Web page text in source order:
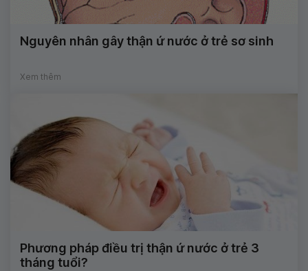
Nguyên nhân gây thận ứ nước ở trẻ sơ sinh
Xem thêm
Phương pháp điều trị thận ứ nước ở trẻ 3
tháng tuổi?